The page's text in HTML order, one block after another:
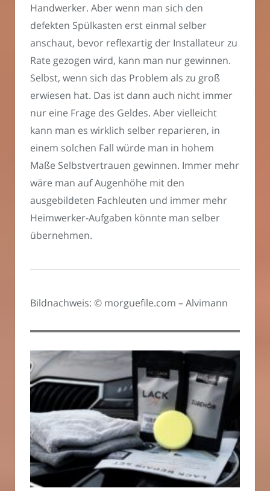
Handwerker. Aber wenn man sich den
defekten Spülkasten erst einmal selber
anschaut, bevor reflexartig der Installateur zu
Rate gezogen wird, kann man nur gewinnen.
Selbst, wenn sich das Problem als zu groß
erwiesen hat. Das ist dann auch nicht immer
nur eine Frage des Geldes. Aber vielleicht
kann man es wirklich selber reparieren, in
einem solchen Fall würde man in hohem
Maße Selbstvertrauen gewinnen. Immer mehr
wäre man auf Augenhöhe mit den
ausgebildeten Fachleuten und immer mehr
Heimwerker-Aufgaben könnte man selber
übernehmen.
Bildnachweis: © morguefile.com – Alvimann